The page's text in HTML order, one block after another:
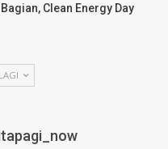
Clean Energy Day